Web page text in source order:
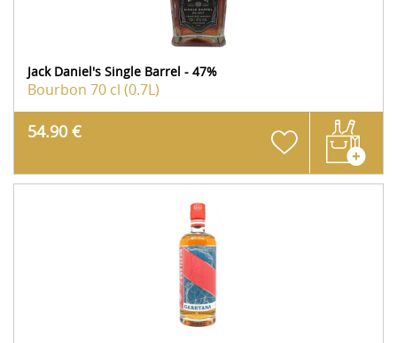
Jack Daniel's Single Barrel - 47%
Bourbon 70 cl (0.7L)
54.90 €